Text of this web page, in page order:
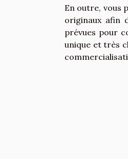
En outre, vous
originaux afin
prévues pour
unique et très